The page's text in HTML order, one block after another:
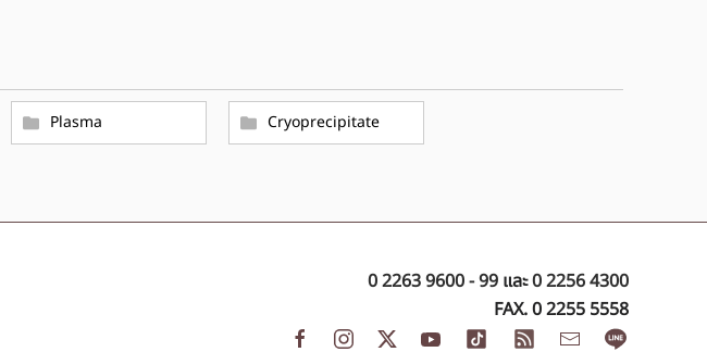
Plasma Cryoprecipitate
0 2263 9600 - 99 และ0 2256 4300
FAX. 0 2255 5558